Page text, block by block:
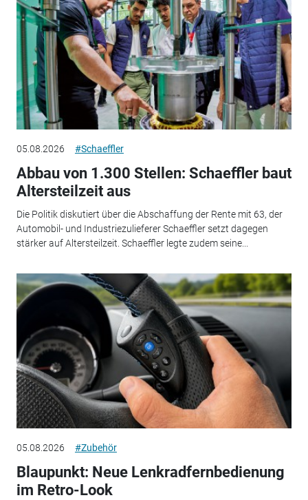
05.08.2026 #Schaeffler
Abbau von 1.300 Stellen: Schaeffler baut
Altersteilzeit aus
Die Politik diskutiert über die Abschaffung der Rente mit 63, der
Automobil- und Industriezulieferer Schaeffler setzt dagegen
stärker auf Altersteilzeit. Schaeffler legte zudem seine...
05.08.2026 #Zubehör
Blaupunkt: Neue Lenkradfernbedienung
im Retro-Look